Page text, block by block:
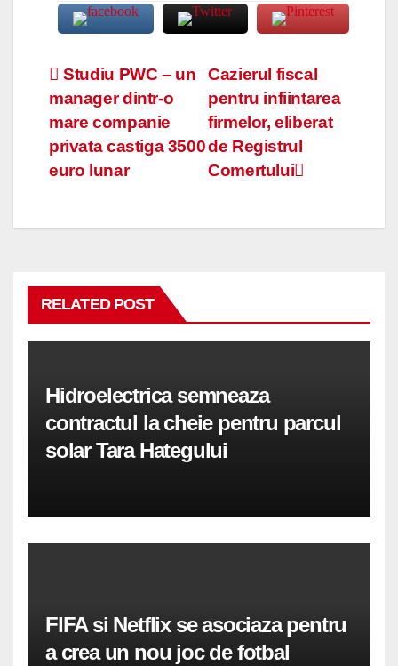
Navigare
în
articole
Cazierul fiscal
pentru infiintarea
firmelor, eliberat
de Registrul
Comertului
Studiu PWC – un
manager dintr-o
mare companie
privata castiga 3500
euro lunar
RELATED POST
Hidroelectrica semneaza
contractul la cheie pentru parcul
solar Tara Hategului
FIFA si Netflix se asociaza pentru
a crea un nou joc de fotbal